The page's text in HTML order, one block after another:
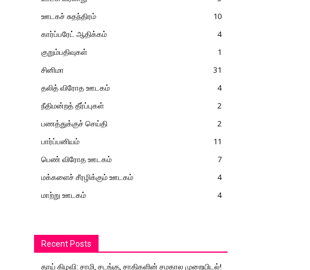
ஊடகச் சுதந்திரம்
10
கார்ப்பரேட் ஆதிக்கம்
4
குறும்பதிவுகள்
1
சினிமா
31
தலித் விரோத ஊடகம்
4
நீதிமன்றத் தீர்ப்புகள்
2
பணத்துக்குச் செய்தி
2
பார்ப்பனியம்
11
பெண் விரோத ஊடகம்
7
மக்களைச் சீரழிக்கும் ஊடகம்
4
மாற்று ஊடகம்
4
Recent Posts
தாய் கிழவி: சாமி, சடங்கு, சாதிகளின் சமகால முறையிடல்!